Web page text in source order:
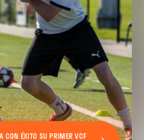
CON ÉXITO SU PRIMER VCF